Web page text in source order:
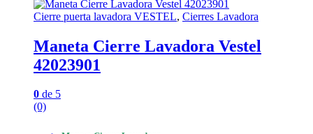
Cierre puerta lavadora VESTEL, Cierres Lavadora
Maneta Cierre Lavadora Vestel
42023901
0 de 5
(0)